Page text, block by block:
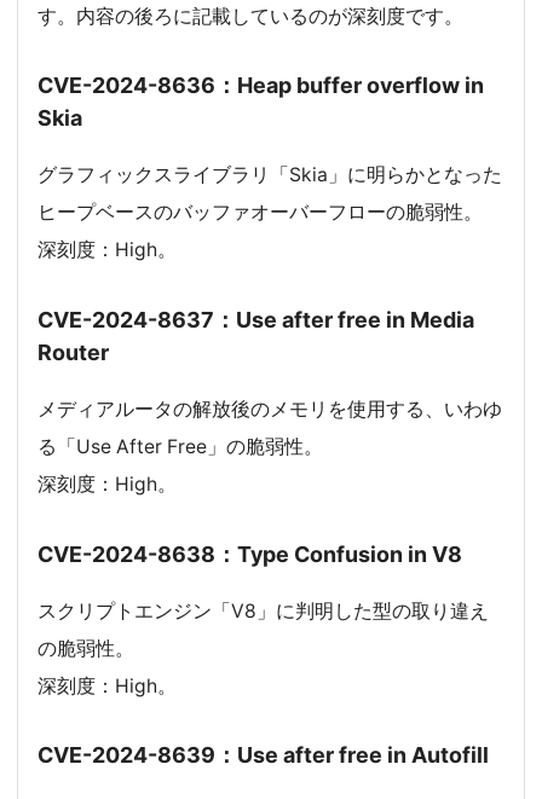
す。内容の後ろに記載しているのが深刻度です。
CVE-2024-8636：Heap buffer overflow in
Skia
グラフィックスライブラリ「Skia」に明らかとなった
ヒープベースのバッファオーバーフローの脆弱性。
深刻度：High。
CVE-2024-8637：Use after free in Media
Router
メディアルータの解放後のメモリを使用する、いわゆ
る「Use After Free」の脆弱性。
深刻度：High。
CVE-2024-8638：Type Confusion in V8
スクリプトエンジン「V8」に判明した型の取り違え
の脆弱性。
深刻度：High。
CVE-2024-8639：Use after free in Autofill